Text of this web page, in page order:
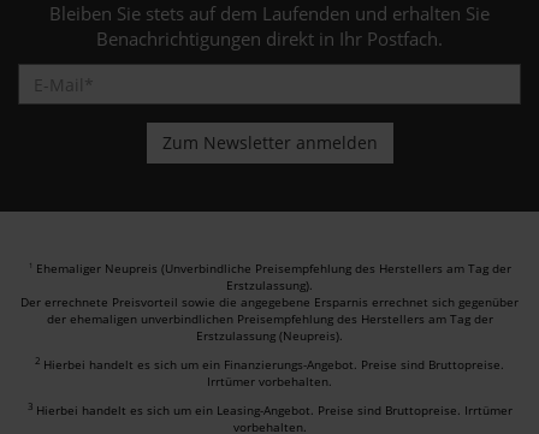
Bleiben Sie stets auf dem Laufenden und erhalten Sie
Benachrichtigungen direkt in Ihr Postfach.
1 Ehemaliger Neupreis (Unverbindliche Preisempfehlung des Herstellers am Tag der
Erstzulassung).
Der errechnete Preisvorteil sowie die angegebene Ersparnis errechnet sich gegenüber
der ehemaligen unverbindlichen Preisempfehlung des Herstellers am Tag der
Erstzulassung (Neupreis).
2 Hierbei handelt es sich um ein Finanzierungs-Angebot. Preise sind Bruttopreise.
Irrtümer vorbehalten.
3 Hierbei handelt es sich um ein Leasing-Angebot. Preise sind Bruttopreise. Irrtümer
vorbehalten.